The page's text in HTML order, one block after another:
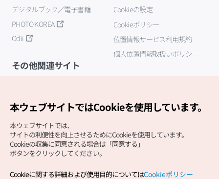
デジタルブック／電子書籍
PHOTO KOREA
Odii
Cookieの設定
Cookieポリシー
位置情報サービス利用規約
個人位置情報取扱いポリシー
その他関連サイト
本ウェブサイトではCookieを使用しています。
本ウェブサイトでは、
サイトの利便性を向上させるためにCookieを使用しています。
Cookieの収集に同意される場合は「同意する」
ボタンをクリックしてください。
Cookieに関する詳細および使用目的についてはCookieポリシー